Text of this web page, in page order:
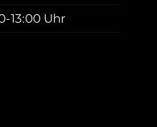
13:00 Uhr